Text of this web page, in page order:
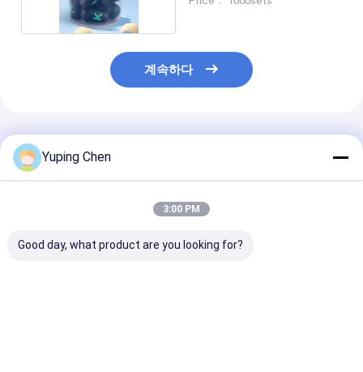
계속하다
추천된 제품
Yuping Chen
3:00 PM
Good day, what product are you looking for?